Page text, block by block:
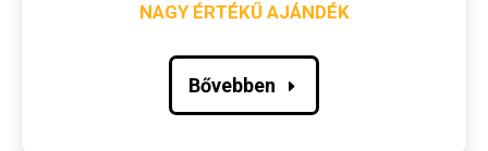
NAGY ÉRTÉKŰ AJÁNDÉK
Bővebben